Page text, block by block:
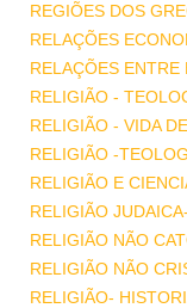
REGIÕES DOS
RELAÇÕES
RELAÇÕES ENTRE
RELIGIÃO -
RELIGIÃO - VIDA
RELIGIÃO -
RELIGIÃO E
RELIGIÃO
RELIGIÃO NÃO
RELIGIÃO NÃO
RELIGIÃO-